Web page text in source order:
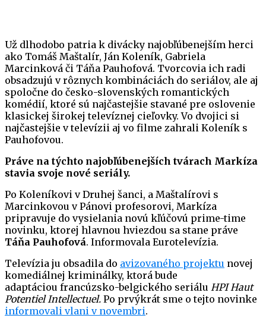
Už dlhodobo patria k divácky najobľúbenejším herci
ako Tomáš Maštalír, Ján Koleník, Gabriela
Marcinková či Táňa Pauhofová. Tvorcovia ich radi
obsadzujú v rôznych kombináciách do seriálov, ale aj
spoločne do česko-slovenských romantických
komédií, ktoré sú najčastejšie stavané pre oslovenie
klasickej širokej televíznej cieľovky. Vo dvojici si
najčastejšie v televízii aj vo filme zahrali Koleník s
Pauhofovou.
Práve na týchto najobľúbenejších tvárach Markíza
stavia svoje nové seriály.
Po Koleníkovi v Druhej šanci, a Maštalírovi s
Marcinkovou v Pánovi profesorovi, Markíza
pripravuje do vysielania novú kľúčovú prime-time
novinku, ktorej hlavnou hviezdou sa stane práve
Táňa Pauhofová. Informovala Eurotelevízia.
Televízia ju obsadila do avizovaného projektu novej
komediálnej kriminálky, ktorá bude
adaptáciou francúzsko-belgického seriálu HPI Haut
Potentiel Intellectuel. Po prvýkrát sme o tejto novinke
informovali vlani v novembri.